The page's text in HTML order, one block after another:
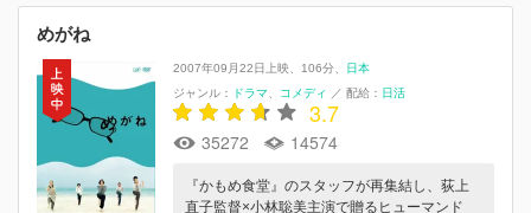
めがね
2007年09月22日上映 106分
日本
ジャンル：
ドラマ コメディ ／ 配給： 日活
3.7
35272 14574
『かもめ食堂』のスタッフが再集結し、荻上
直子監督×小林聡美主演で贈るヒューマンド